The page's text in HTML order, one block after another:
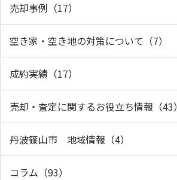
売却事例（17）
空き家・空き地の対策について（7）
成約実績（17）
売却・査定に関するお役立ち情報（43）
丹波篠山市 地域情報（4）
コラム（93）